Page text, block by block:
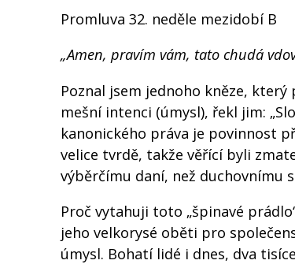
Promluva 32. neděle mezidobí B
„Amen, pravím vám, tato chudá
Poznal jsem jednoho kněze,
mešní intenci (úmysl), řekl jim:
kanonického práva je povinnost
velice tvrdě, takže věřící byli
výběrčímu daní, než duchovnímu
Proč vytahuji toto „špinavé
jeho velkorysé oběti pro
úmysl. Bohatí lidé i dnes, dva